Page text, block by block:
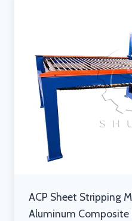
ACP Sheet Stripping
Aluminum Composite